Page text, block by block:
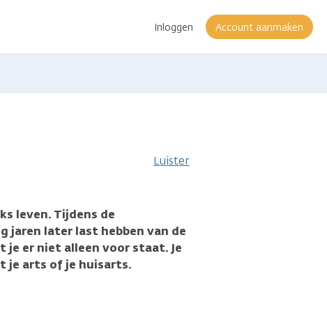
Inloggen Account aanmaken
Luister
leven. Tijdens de
jaren later last hebben van de
je er niet alleen voor staat. Je
je arts of je huisarts.